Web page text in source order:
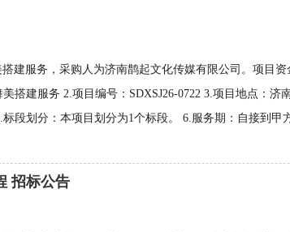
建服务，采购人为济南鹊起文化传媒有限公司。项目
建服务 2.项目编号：SDXSJ26-0722 3.项目地点：济
划分：本项目划分为1个标段。 6.服务期：自接到甲
招标公告